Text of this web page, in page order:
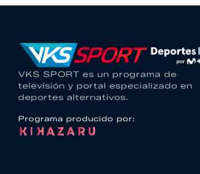
VKS SPORT es un programa de
televisión y portal especializado en
deportes alternativos.
Programa producido por: